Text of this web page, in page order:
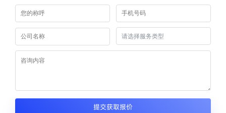
提交获取报价